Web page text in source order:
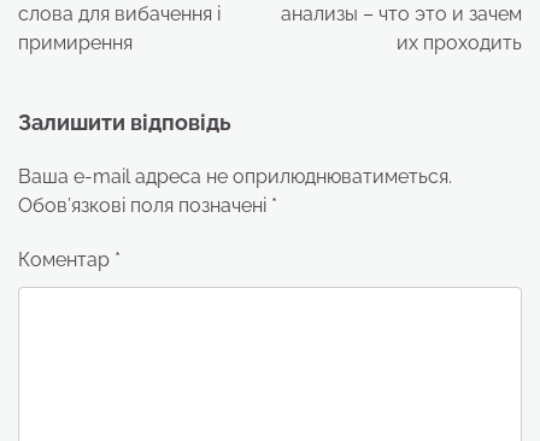
слова для вибачення і
примирення
анализы – что это и зачем
их проходить
Залишити відповідь
Ваша e-mail адреса не оприлюднюватиметься.
Обов’язкові поля позначені *
Коментар *